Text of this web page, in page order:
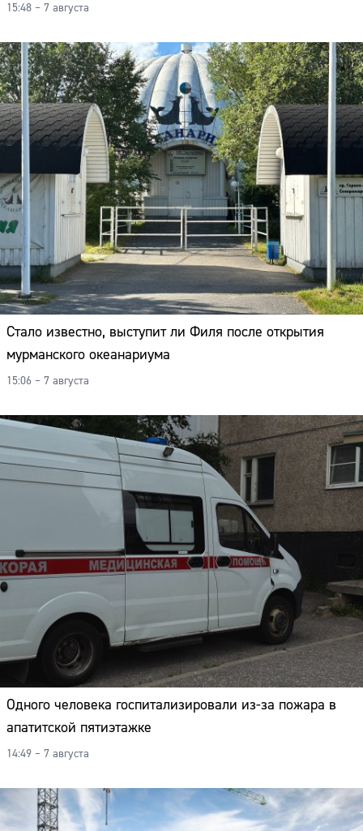
15:48 – 7 августа
Стало известно, выступит ли Филя после открытия
мурманского океанариума
15:06 – 7 августа
Одного человека госпитализировали из-за пожара в
апатитской пятиэтажке
14:49 – 7 августа